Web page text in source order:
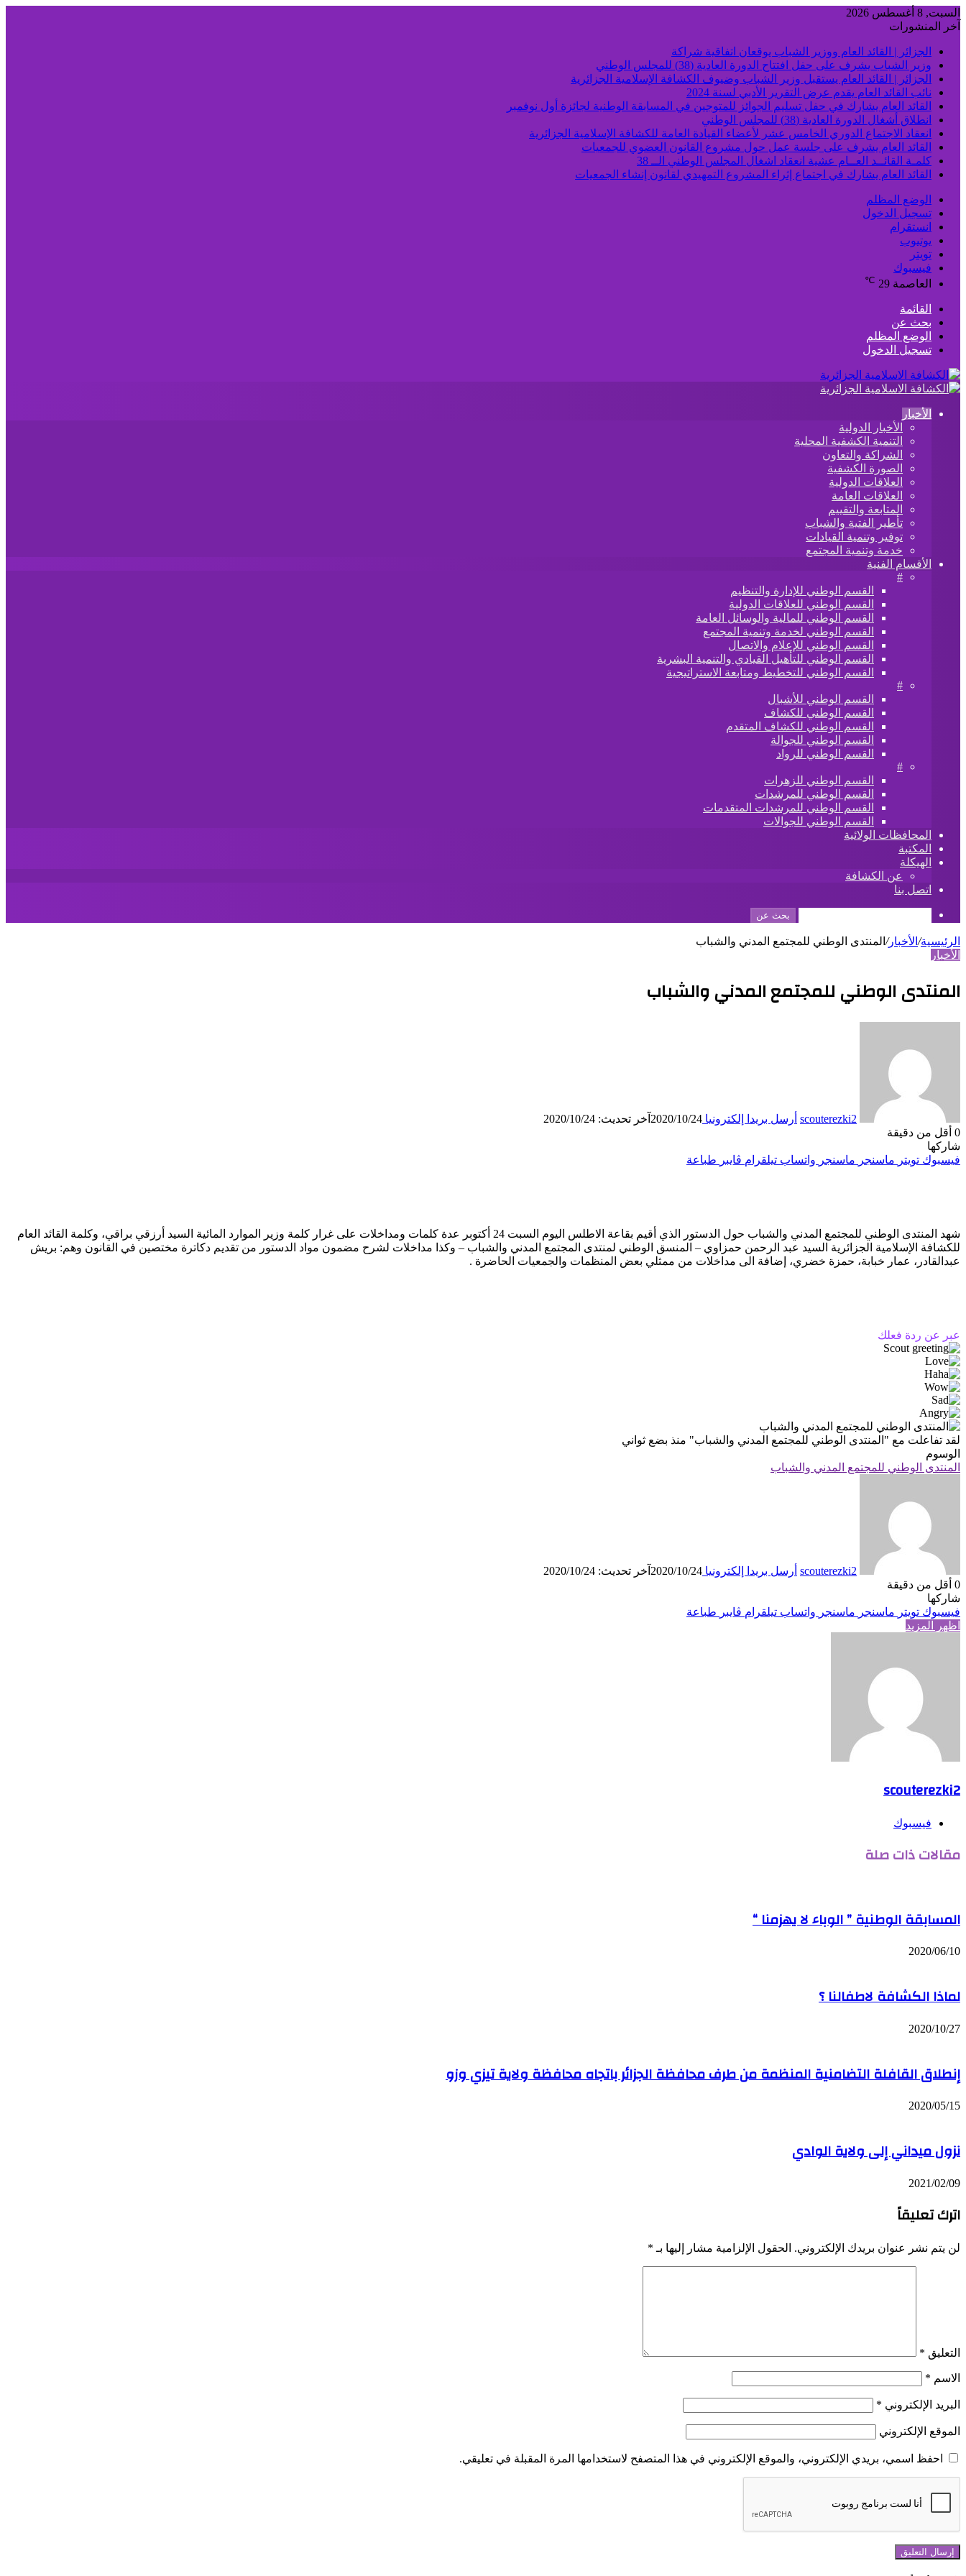
السبت, 8 أغسطس 2026
آخر المنشورات
الجزائر | القائد العام ووزير الشباب يوقعان اتفاقية شراكة
وزير الشباب يشرف على حفل افتتاح الدورة العادية (38) للمجلس الوطني
الجزائر | القائد العام يستقبل وزير الشباب وضيوف الكشافة الإسلامية الجزائرية
نائب القائد العام يقدم عرض التقرير الأدبي لسنة 2024
القائد العام يشارك في حفل تسليم الجوائز للمتوجين في المسابقة الوطنية لجائزة أول نوفمبر
انطلاق أشغال الدورة العادية (38) للمجلس الوطني
انعقاد الاجتماع الدوري الخامس عشر لأعضاء القيادة العامة للكشافة الإسلامية الجزائرية
القائد العام يشرف على جلسة عمل حول مشروع القانون العضوي للجمعيات
كلمـة القائــد العــام عشية انعقاد اشغال المجلس الوطني الــ 38
القائد العام يشارك في اجتماع إثراء المشروع التمهيدي لقانون إنشاء الجمعيات
الوضع المظلم
تسجيل الدخول
انستقرام
يوتيوب
تويتر
فيسبوك
العاصمة 29
℃
القائمة
بحث عن
الوضع المظلم
تسجيل الدخول
الأخبار
الأخبار الدولية
التنمية الكشفية المحلية
الشراكة والتعاون
الصورة الكشفية
العلاقات الدولية
العلاقات العامة
المتابعة والتقييم
تأطير الفتية والشباب
توفير وتنمية القيادات
خدمة وتنمية المجتمع
الأقسام الفنية
#
القسم الوطني للإدارة والتنظيم
القسم الوطني للعلاقات الدولية
القسم الوطني للمالية والوسائل العامة
القسم الوطني لخدمة وتنمية المجتمع
القسم الوطني للإعلام والاتصال
القسم الوطني للتأهيل القيادي والتنمية البشرية
القسم الوطني للتخطيط ومتابعة الاستراتيجية
#
القسم الوطني للأشبال
القسم الوطني للكشاف
القسم الوطني للكشاف المتقدم
القسم الوطني للجوالة
القسم الوطني للرواد
#
القسم الوطني للزهرات
القسم الوطني للمرشدات
القسم الوطني للمرشدات المتقدمات
القسم الوطني للجوالات
المحافظات الولائية
المكتبة
الهيكلة
عن الكشافة
اتصل بنا
بحث عن
الرئيسية/ الأخبار/ المنتدى الوطني للمجتمع المدني والشباب
الأخبار
المنتدى الوطني للمجتمع المدني والشباب
scouterezki2 أرسل بريدا إلكترونيا 2020/10/24 آخر تحديث: 2020/10/24
0 أقل من دقيقة
شاركها
فيسبوك تويتر ماسنجر ماسنجر واتساب تيلقرام ڤايبر طباعة
شهد المنتدى الوطني للمجتمع المدني والشباب حول الدستور الذي أقيم بقاعة الاطلس اليوم السبت 24 أكتوبر عدة كلمات ومداخلات على غرار كلمة وزير الموارد المائية السيد أرزقي براقي، وكلمة القائد العام
للكشافة الإسلامية الجزائرية السيد عبد الرحمن حمزاوي – المنسق الوطني لمنتدى المجتمع المدني والشباب – وكذا مداخلات لشرح مضمون مواد الدستور من تقديم دكاترة مختصين في القانون وهم: بريش
عبدالقادر، عمار خبابة، حمزة خضري، إضافة الى مداخلات من ممثلي بعض المنظمات والجمعيات الحاضرة .
عبر عن ردة فعلك
لقد تفاعلت مع "المنتدى الوطني للمجتمع المدني والشباب" منذ بضع ثواني
الوسوم
المنتدى الوطني للمجتمع المدني والشباب
scouterezki2 أرسل بريدا إلكترونيا 2020/10/24 آخر تحديث: 2020/10/24
0 أقل من دقيقة
شاركها
فيسبوك تويتر ماسنجر ماسنجر واتساب تيلقرام ڤايبر طباعة
اظهر المزيد
scouterezki2
فيسبوك
مقالات ذات صلة
المسابقة الوطنية ” الوباء لا يهزمنا “
2020/06/10
لماذا الكشافة لاطفالنا ؟
2020/10/27
إنطلاق القافلة التضامنية المنظمة من طرف محافظة الجزائر باتجاه محافظة ولاية تيزي وزو
2020/05/15
نزول ميداني إلى ولاية الوادي
2021/02/09
اترك تعليقاً
لن يتم نشر عنوان بريدك الإلكتروني. الحقول الإلزامية مشار إليها بـ *
التعليق *
الاسم *
البريد الإلكتروني *
الموقع الإلكتروني
احفظ اسمي، بريدي الإلكتروني، والموقع الإلكتروني في هذا المتصفح لاستخدامها المرة المقبلة في تعليقي.